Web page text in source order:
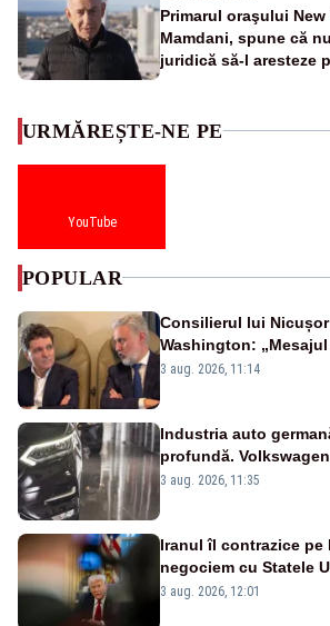
Primarul oraşului New
Mamdani, spune că
juridică să-l aresteze
URMĂREȘTE-NE PE
YouTube
POPULAR
Consilierul lui
Washington:
simplu - România stă
3 aug. 2026, 11:14
Industria auto
profundă.
reduc mii de posturi
3 aug. 2026, 11:35
Iranul îl contrazice pe
negociem cu Statele
3 aug. 2026, 12:01